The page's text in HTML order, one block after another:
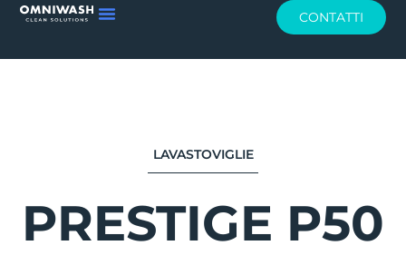
CONTATTI
LAVASTOVIGLIE
PRESTIGE P50